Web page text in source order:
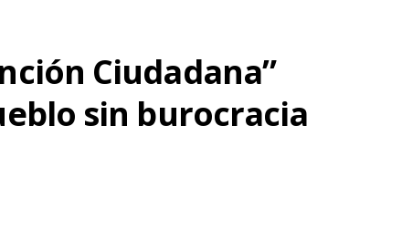
r
r
m t
Ciudadana”
sin burocracia